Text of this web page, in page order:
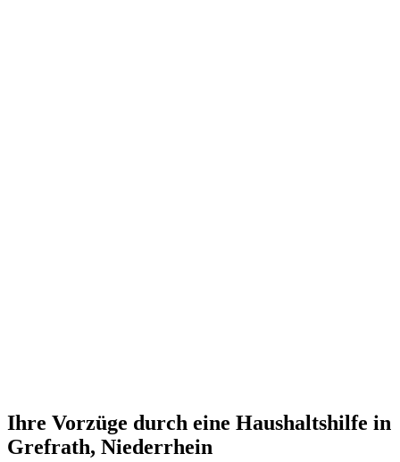
Ihre Vorzüge durch eine Haushaltshilfe in
Grefrath, Niederrhein